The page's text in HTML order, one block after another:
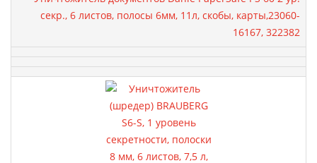
секр., 6 листов, полосы 6мм, 11л, скобы, карты,23060-
16167, 322382